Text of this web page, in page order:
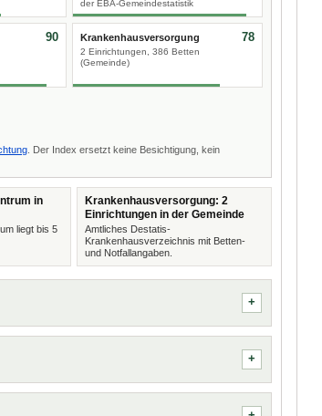
der EBA-Gemeindestatistik
90 Krankenhausversorgung
2 Einrichtungen, 386 Betten
(Gemeinde)
78
. Der Index ersetzt keine Besichtigung, kein
in
liegt bis 5
Krankenhausversorgung: 2
Einrichtungen in der Gemeinde
Amtliches Destatis-
Krankenhausverzeichnis mit Betten-
und Notfallangaben.